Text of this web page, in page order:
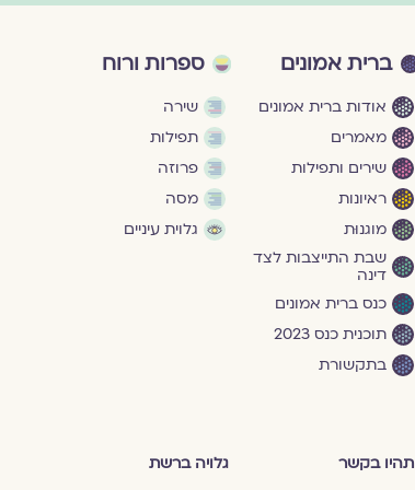
ברית אמונים
אודות ברית אמונים
מאמרים
שירים ותפילות
ראיונות
מוגנוּת
שבת התייצבות לצד
דינה
כנס ברית אמונים
תוכנית כנס 2023
בתקשורת
ספרות ורוח
שירה
תפילות
פרוזה
מסה
גלוית עיניים
תהיו בקשר
גלויה ברשת